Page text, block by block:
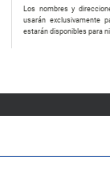
Los nombres y
usarán exclusivamente
estarán disponibles para